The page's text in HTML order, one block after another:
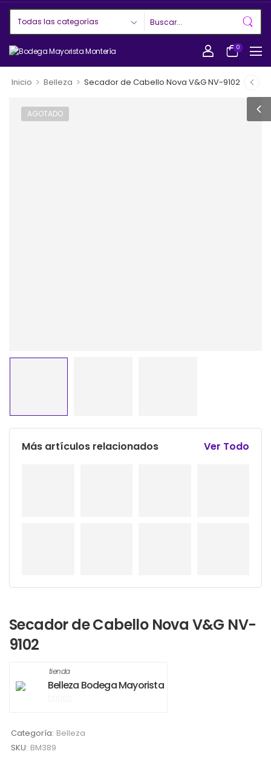
0
Inicio > Belleza > Secador de Cabello Nova V&G NV-9102
AGOTADO
Más artículos relacionados Ver Todo
Secador de Cabello Nova V&G NV-
9102
tienda
Belleza Bodega Mayorista
5
Categoría: Belleza
SKU: BM389